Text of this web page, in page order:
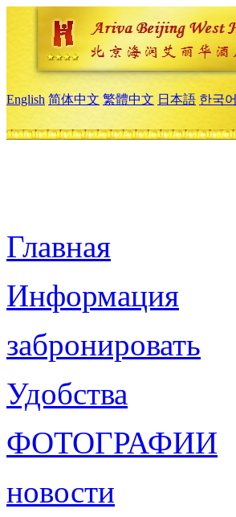
English 简体中文 繁體中文 日本語 한국어
Главная
Информация
забронировать
Удобства
ФОТОГРАФИИ
новости